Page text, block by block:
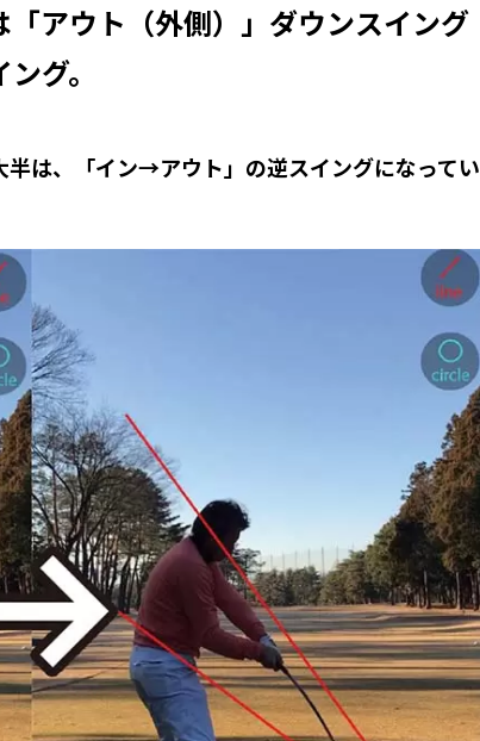
アウト（外側）」ダウンスイング
グ。
は、「イン→アウト」の逆スイングになってい